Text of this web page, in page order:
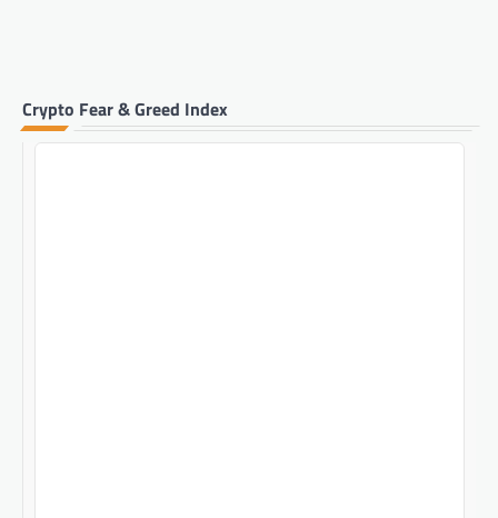
Crypto Fear & Greed Index